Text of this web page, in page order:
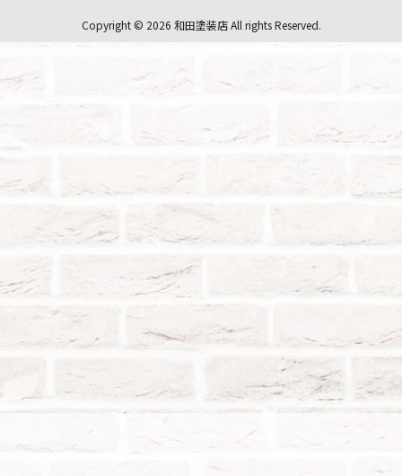
Copyright © 2026 和田塗装店 All rights Reserved.